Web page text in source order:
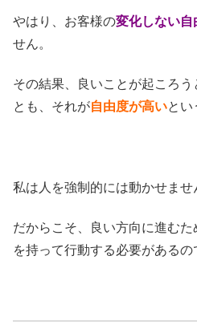
やはり、お客様の変化しない自
せん。
その結果、良いことが起ころ
とも、それが自由度が高いとい
私は人を強制的には動かせませ
だからこそ、良い方向に進む
を持って行動する必要があるの